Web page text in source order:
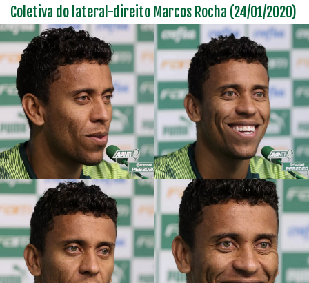
Coletiva do lateral-direito Marcos Rocha (24/01/2020)